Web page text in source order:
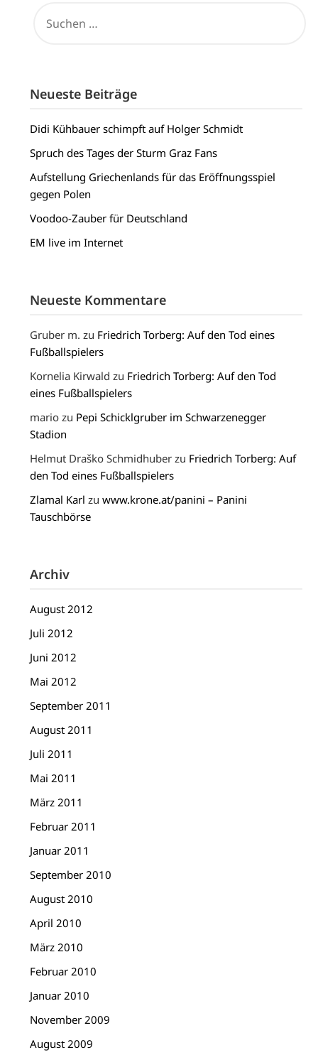
NACH:
Neueste Beiträge
Didi Kühbauer schimpft auf Holger Schmidt
Spruch des Tages der Sturm Graz Fans
Aufstellung Griechenlands für das Eröffnungsspiel
gegen Polen
Voodoo-Zauber für Deutschland
EM live im Internet
Neueste Kommentare
Gruber m. zu Friedrich Torberg: Auf den Tod eines
Fußballspielers
Kornelia Kirwald zu Friedrich Torberg: Auf den Tod
eines Fußballspielers
mario zu Pepi Schicklgruber im Schwarzenegger
Stadion
Helmut Draško Schmidhuber zu Friedrich Torberg: Auf
den Tod eines Fußballspielers
Zlamal Karl zuwww.krone.at/panini – Panini
Tauschbörse
Archiv
August 2012
Juli 2012
Juni 2012
Mai 2012
September 2011
August 2011
Juli 2011
Mai 2011
März 2011
Februar 2011
Januar 2011
September 2010
August 2010
April 2010
März 2010
Februar 2010
Januar 2010
November 2009
August 2009